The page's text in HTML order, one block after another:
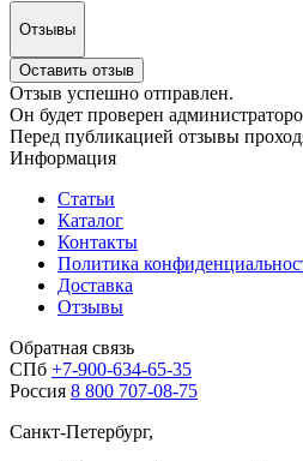
Отзывы
Оставить отзыв
Отзыв успешно отправлен.
Он будет проверен
Перед публикацией отзывы
Информация
Статьи
Каталог
Контакты
Политика
Доставка
Отзывы
Обратная связь
СПб +7-900-634-65-35
Россия 8 800 707-08-75
Санкт-Петербург,